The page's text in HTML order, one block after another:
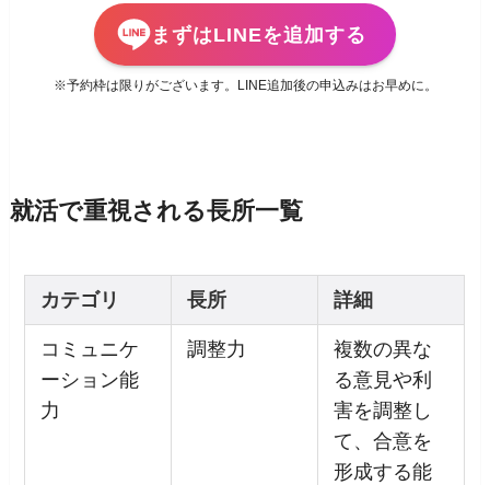
まずはLINEを追加する
※予約枠は限りがございます。LINE追加後の申込みはお早めに。
就活で重視される長所一覧
カテゴリ 長所 詳細
コミュニケ
ーション能
力
調整力
複数の異な
る意見や利
害を調整し
て、合意を
形成する能